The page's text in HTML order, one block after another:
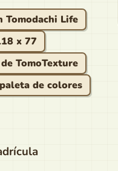
Tomodachi Life
x 77
TomoTexture
paleta de colores